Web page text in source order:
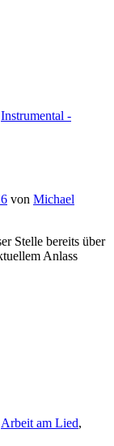
Instrumental -
von Michael
Stelle bereits über
Anlass
Arbeit am Lied,